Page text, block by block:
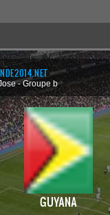
- Groupe b
GUYANA